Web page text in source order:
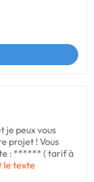
je peux vous
projet ! Vous
: ****** ( tarif à
le texte